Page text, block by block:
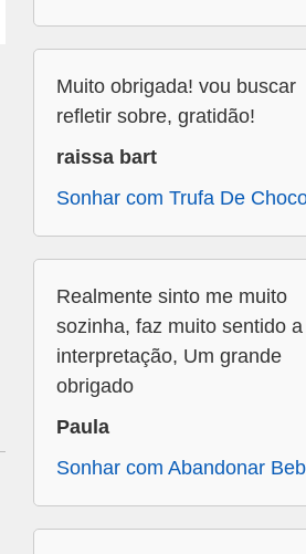
Muito obrigada! vou buscar
refletir sobre, gratidão!
raissa bart
Sonhar com Trufa De
Realmente sinto me muito
sozinha, faz muito sentido
interpretação, Um grande
obrigado
Paula
Sonhar com Abandonar